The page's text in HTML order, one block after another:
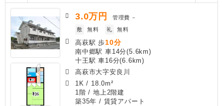
3.0万円 管理費 －
敷
無料 礼 無料
高萩駅 歩10分
南中郷駅 車14分(5.6km)
十王駅 車16分(6.6km)
高萩市大字安良川
1K / 18.0m²
1階 / 地上2階建
築35年 / 賃貸アパート